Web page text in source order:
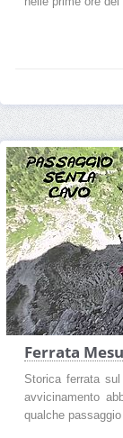
Ferrata
Storica ferrata
avvicinamento
qualche passaggio